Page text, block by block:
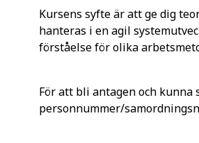
Kursens syfte är att ge dig
hanteras i en agil
förståelse för olika
För att bli antagen och
personnummer/